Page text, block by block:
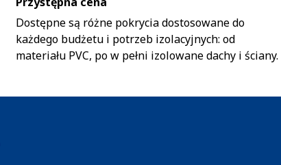
Dostępne są różne pokrycia dostosowane do
każdego budżetu i potrzeb izolacyjnych: od
materiału PVC, po w pełni izolowane dachy i ściany.